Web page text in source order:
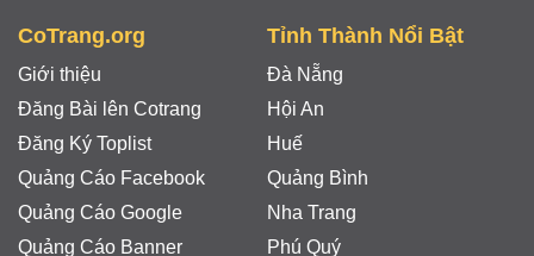
CoTrang.org
Giới thiệu
Đăng Bài lên Cotrang
Đăng Ký Toplist
Quảng Cáo Facebook
Quảng Cáo Google
Quảng Cáo Banner
Tỉnh Thành Nổi Bật
Đà Nẵng
Hội An
Huế
Quảng Bình
Nha Trang
Phú Quý